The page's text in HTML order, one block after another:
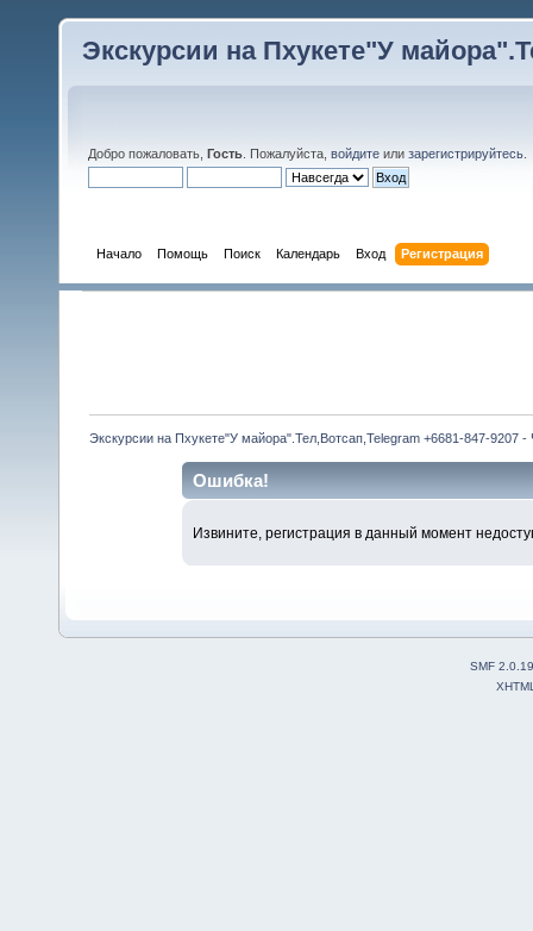
Экскурсии на Пхукете"У
Добро пожаловать, Гость . Пожалуйста, войдите или зарегистрируйтесь
Начало Помощь Поиск Календарь Вход Регистрация
Экскурсии на Пхукете"У майора".Тел,Вотсап,Telegram +6681-847-9207 -
Ошибка!
Извините, регистрация в данный момент
SMF 2.0.19